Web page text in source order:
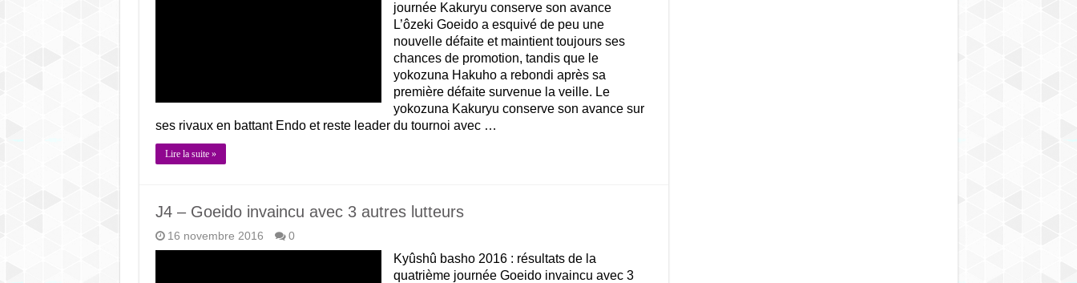
journée Kakuryu conserve son avance
L’ôzeki Goeido a esquivé de peu une
nouvelle défaite et maintient toujours ses
chances de promotion, tandis que le
yokozuna Hakuho a rebondi après sa
première défaite survenue la veille. Le
yokozuna Kakuryu conserve son avance sur
ses rivaux en battant Endo et reste leader du tournoi avec …
Lire la suite »
J4 – Goeido invaincu avec 3 autres lutteurs
16 novembre 2016 0
Kyûshû basho 2016 : résultats de la
quatrième journée Goeido invaincu avec 3